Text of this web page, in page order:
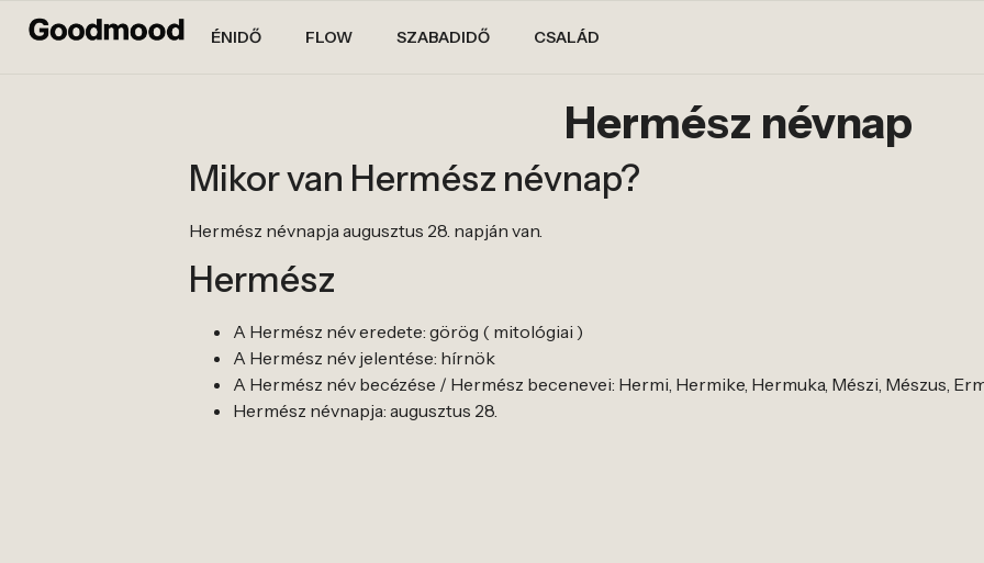
ÉNIDŐ FLOW SZABADIDŐ CSALÁD
Hermész névnap
Mikor van Hermész névnap?
Hermész névnapja augusztus 28. napján van.
Hermész
A Hermész név eredete: görög ( mitológiai )
A Hermész név jelentése: hírnök
A Hermész név becézése / Hermész becenevei: Hermi, Hermike, Hermuka, Mészi, Mészus,
Hermész névnapja: augusztus 28.